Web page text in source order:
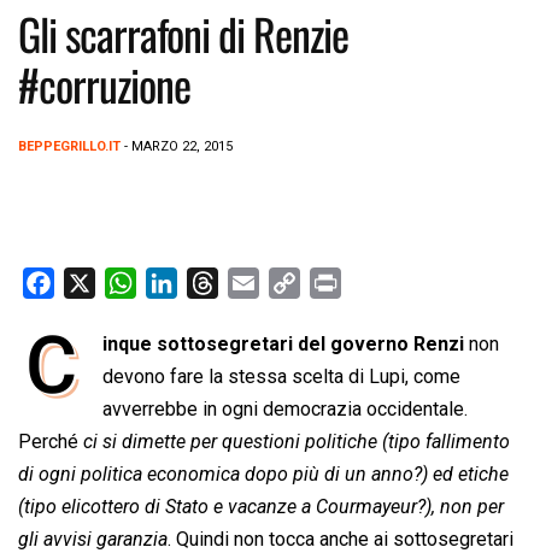
Gli scarrafoni di Renzie
#corruzione
BEPPEGRILLO.IT - MARZO 22, 2015
c
e
o
o
k
W
a
t
s
A
p
p
n
k
e
d
I
n
r
e
a
d
s
a
i
l
p
y
L
n
k
i
n
t
C inque sottosegretari del governo Renzi non
devono fare la stessa scelta di Lupi, come
avverrebbe in ogni democrazia occidentale.
Perché  ci si dimette per questioni politiche (tipo fallimento
di ogni politica economica dopo più di un anno?) ed etiche
(tipo elicottero di Stato e vacanze a Courmayeur?), non per
gli avvisi garanzia. Quindi non tocca anche ai sottosegretari